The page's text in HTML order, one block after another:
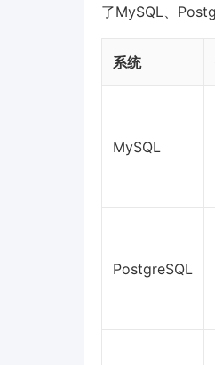
了MySQL、
系统
MySQL
PostgreSQL